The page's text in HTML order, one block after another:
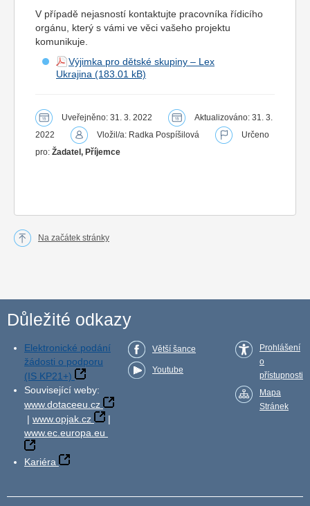
V případě nejasností kontaktujte pracovníka řídicího
orgánu, který s vámi ve věci vašeho projektu
komunikuje.
Výjimka pro dětské skupiny – Lex
Ukrajina
Uveřejněno: 31. 3. 2022
Aktualizováno: 31. 3.
2022
Vložil/a: Radka Pospíšilová
Určeno
pro: Žadatel, Příjemce
Na začátek stránky
Důležité odkazy
Elektronické podání
žádosti o podporu
(IS KP21+)
Související weby:
www.dotaceeu.cz
| www.opjak.cz
|
www.ec.europa.eu
Kariéra
Větší šance
Youtube
Prohlášení
o
přístupnosti
Mapa
Stránek